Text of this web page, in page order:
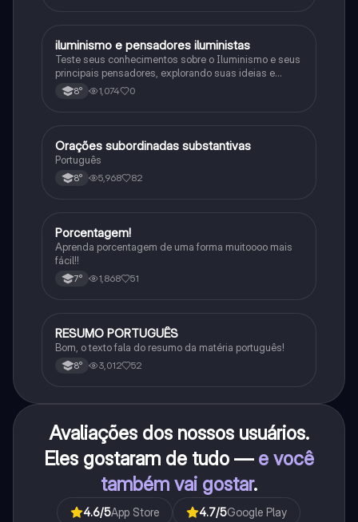
História
iluminismo e pensadores iluministas
Teste seus conhecimentos sobre o Iluminismo e seus
principais pensadores, explorando suas ideias e
impacto histórico.
8° 1,074 0
Português
Orações subordinadas substantivas
Português
8° 5,968 82
Matematica
Porcentagem!
Aprenda porcentagem de uma forma muitoooo mais
fácil!!
7° 1,868 51
Português
RESUMO PORTUGUÊS
Bom, o texto fala do resumo da matéria português!
8° 3,012 52
Avaliações dos nossos usuários.
Eles gostaram de tudo — e você
também vai gostar.
4.6/5App Store 4.7/5Google Play